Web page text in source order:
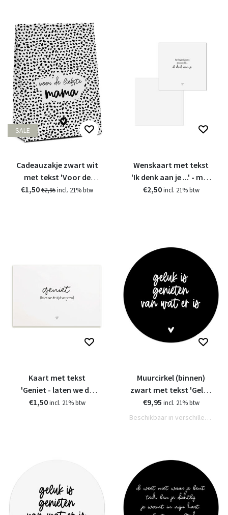
SALE
Cadeauzakje zwart wit
met tekst 'Voor de
liefste mama'
€1,50€2,95incl. 21% btw
Wenskaart met tekst
'Ik denk aan je ...' - met
bedrukte envelop
€2,50 incl. 21% btw
Kaart met tekst
'Geniet - laten we de
tijd vergeten'
€1,50 incl. 21% btw
Muurcirkel (binnen)
zwart met tekst 'Geluk
is...' - 3 formaten
€9,95 incl. 21% btw
Beschikbaar in verschillende varianten